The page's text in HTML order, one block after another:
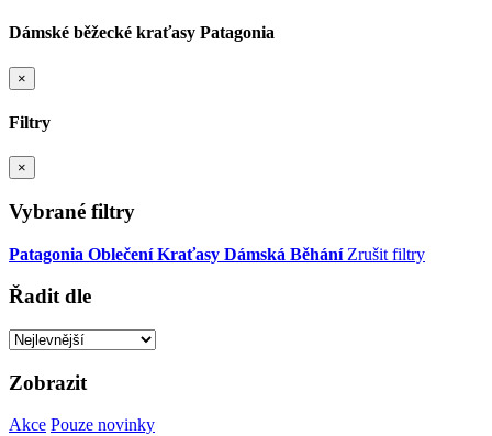
Dámské běžecké kraťasy Patagonia
×
Filtry
×
Vybrané filtry
Patagonia Oblečení Kraťasy Dámská Běhání Zrušit filtry
Řadit dle
Zobrazit
Akce Pouze novinky